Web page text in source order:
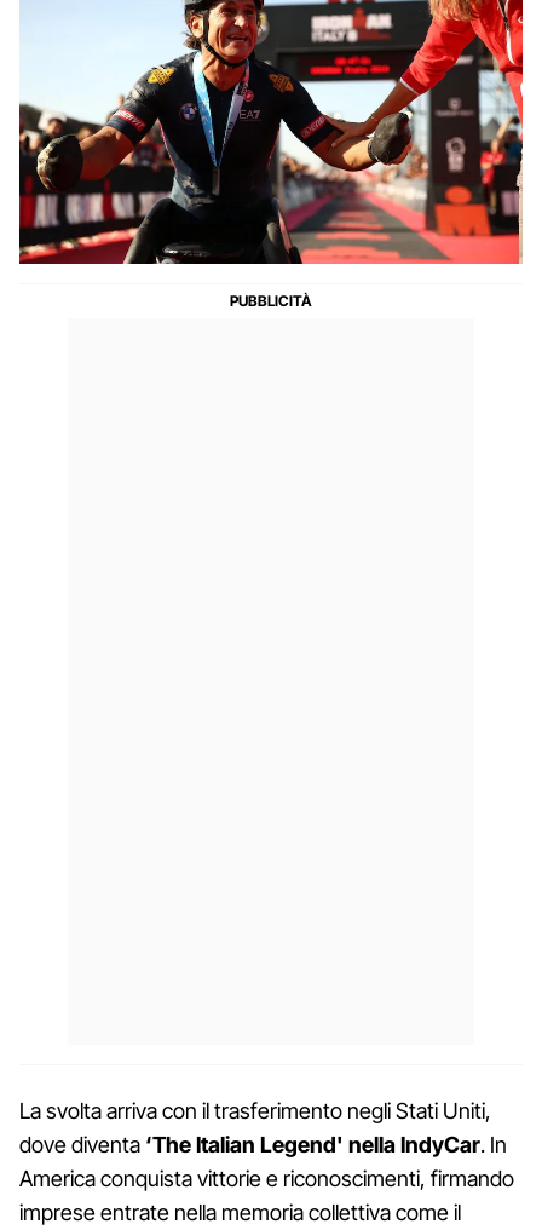
La svolta arriva con il trasferimento negli Stati Uniti,
dove diventa ‘The Italian Legend' nella IndyCar. In
America conquista vittorie e riconoscimenti, firmando
imprese entrate nella memoria collettiva come il